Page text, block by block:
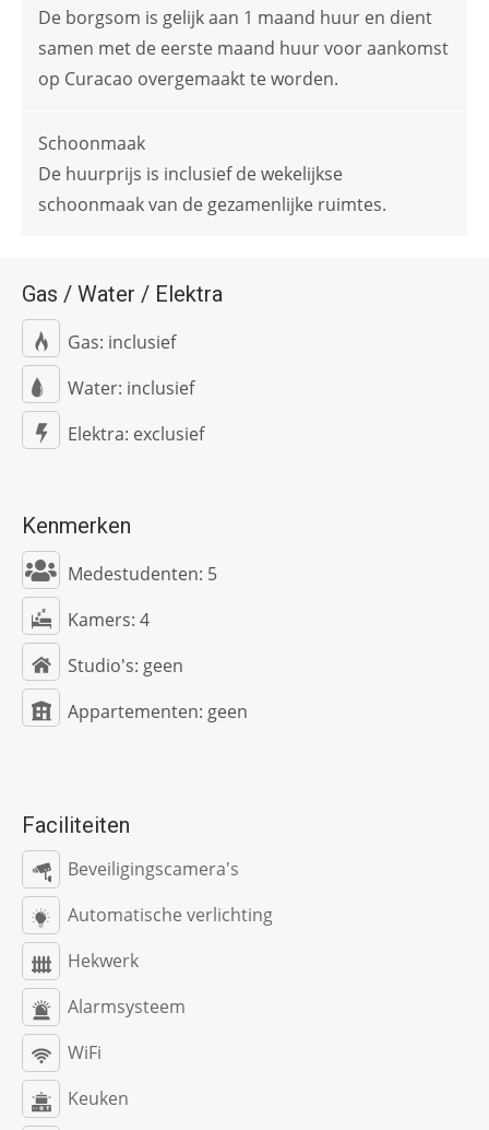
De borgsom is gelijk aan 1 maand huur en dient
samen met de eerste maand huur voor aankomst
op Curacao overgemaakt te worden.
Schoonmaak
De huurprijs is inclusief de wekelijkse
schoonmaak van de gezamenlijke ruimtes.
Gas / Water / Elektra
Gas: inclusief
Water: inclusief
Elektra: exclusief
Kenmerken
Medestudenten: 5
Kamers: 4
Studio's: geen
Appartementen: geen
Faciliteiten
Beveiligingscamera's
Automatische verlichting
Hekwerk
Alarmsysteem
WiFi
Keuken